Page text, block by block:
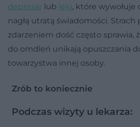
depresję lub lęki, które wywołuje
nagłą utratą świadomości.
zdarzeniem dość często sprawia,
do omdleń unikają opuszczania
towarzystwa innej osoby.
Zrób to koniecznie
Podczas wizyty u lekarza: